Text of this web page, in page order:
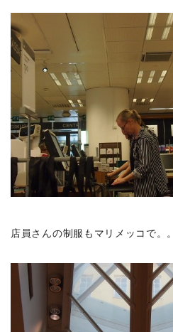
店員さんの制服もマリメッコで。。